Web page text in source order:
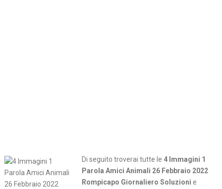
Di seguito troverai tutte le 4 Immagini 1
Parola Amici Animali 26 Febbraio 2022
Rompicapo Giornaliero Soluzioni e